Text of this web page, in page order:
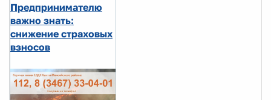
Предпринимателю
важно знать:
снижение страховых
взносов